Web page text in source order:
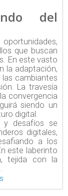
del
que buscan
En este vasto
la adaptación,
cambiantes
La travesía
convergencia
siendo un
digital.
y desafíos se
digitales,
a los
este laberinto
tejida con la